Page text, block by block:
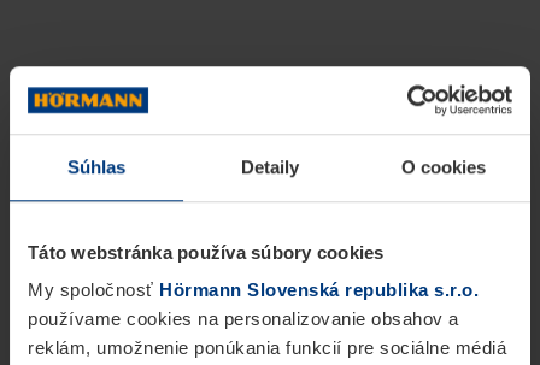
Súhlas Detaily O cookies
Táto webstránka používa súbory cookies
My spoločnosť Hörmann Slovenská republika s.r.o.
používame cookies na personalizovanie obsahov a
reklám, umožnenie ponúkania funkcií pre sociálne médiá